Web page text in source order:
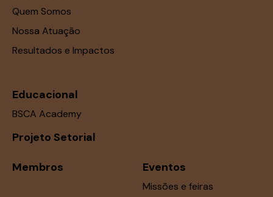
Quem Somos
Nossa Atuação
Resultados e Impactos
Educacional
BSCA Academy
Projeto Setorial
Membros Eventos
Missões e feiras